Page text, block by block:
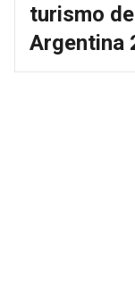
turismo
Argentina